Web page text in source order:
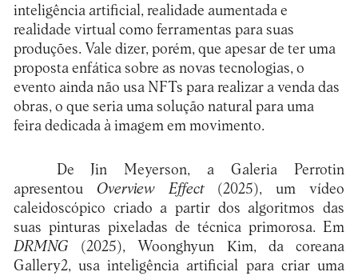
inteligência artificial, realidade aumentada e
realidade virtual como ferramentas para suas
produções. Vale dizer, porém, que apesar de ter uma
proposta enfática sobre as novas tecnologias, o
evento ainda não usa NFTs para realizar a venda das
obras, o que seria uma solução natural para uma
feira dedicada à imagem em movimento.
De Jin Meyerson, a Galeria Perrotin
apresentou Overview Effect (2025), um vídeo
caleidoscópico criado a partir dos algoritmos das
suas pinturas pixeladas de técnica primorosa. Em
DRMNG (2025), Woonghyun Kim, da coreana
Gallery2, usa inteligência artificial para criar uma